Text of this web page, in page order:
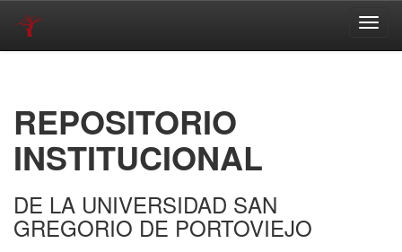
REPOSITORIO
INSTITUCIONAL
DE LA UNIVERSIDAD SAN
GREGORIO DE PORTOVIEJO